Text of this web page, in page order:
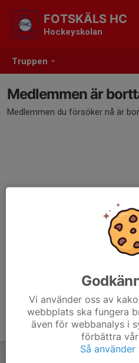
Truppen
FOTSKÄLS HC
Hockeyskolan
Medlemmen är
Medlemmen du försöker nå är
Vi använder oss av
webbplats ska fungera
även för webbanalys i
förbättra
Så